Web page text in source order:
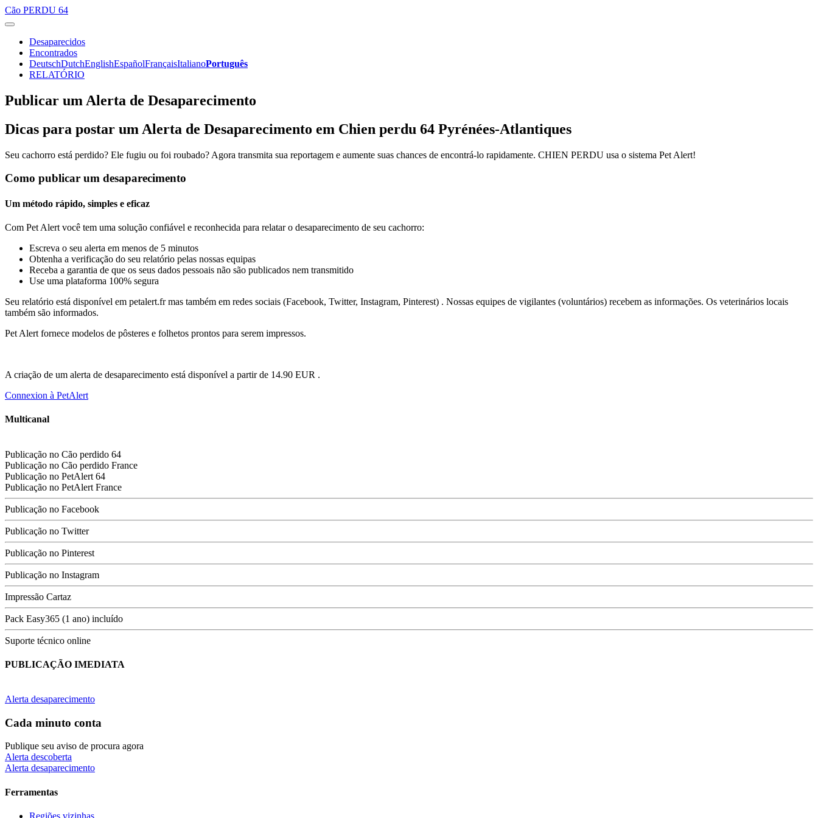
Cão PERDU 64
Desaparecidos
Encontrados
DeutschDutchEnglishEspañolFrançaisItalianoPortuguês
RELATÓRIO
Publicar um Alerta de Desaparecimento
Dicas para postar um Alerta de Desaparecimento em Chien perdu 64 Pyrénées-Atlantiques
Seu cachorro está perdido? Ele fugiu ou foi roubado? Agora transmita sua reportagem e aumente suas chances de encontrá-lo rapidamente. CHIEN PERDU usa o sistema Pet Alert!
Como publicar um desaparecimento
Um método rápido, simples e eficaz
Com Pet Alert você tem uma solução confiável e reconhecida para relatar o desaparecimento de seu cachorro:
Escreva o seu alerta em menos de 5 minutos
Obtenha a verificação do seu relatório pelas nossas equipas
Receba a garantia de que os seus dados pessoais não são publicados nem transmitido
Use uma plataforma 100% segura
Seu relatório está disponível em petalert.fr mas também em redes sociais (Facebook, Twitter, Instagram, Pinterest) . Nossas equipes de vigilantes (voluntários) recebem as informações. Os veterinários locais
também são informados.
Pet Alert fornece modelos de pôsteres e folhetos prontos para serem impressos.
A criação de um alerta de desaparecimento está disponível a partir de 14.90 EUR .
Connexion à PetAlert
Multicanal
Publicação no Cão perdido 64
Publicação no Cão perdido France
Publicação no PetAlert 64
Publicação no PetAlert France
Publicação no Facebook
Publicação no Twitter
Publicação no Pinterest
Publicação no Instagram
Impressão Cartaz
Pack Easy365 (1 ano) incluído
Suporte técnico online
PUBLICAÇÃO IMEDIATA
Alerta desaparecimento
Cada minuto conta
Publique seu aviso de procura agora
Alerta descoberta
Alerta desaparecimento
Ferramentas
Regiões vizinhas